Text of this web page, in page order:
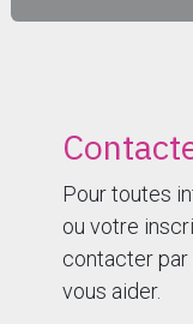
Pour toutes
ou votre
contacter par
vous aider.